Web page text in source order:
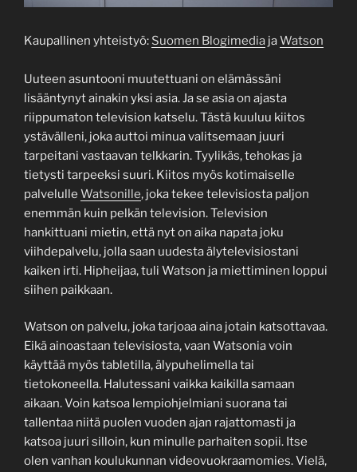
Kaupallinen yhteistyö: Suomen Blogimedia jaWatson
Uuteen asuntooni muutettuani on elämässäni
lisääntynyt ainakin yksi asia. Ja se asia on ajasta
riippumaton television katselu. Tästä kuuluu kiitos
ystävälleni, joka auttoi minua valitsemaan juuri
tarpeitani vastaavan telkkarin. Tyylikäs, tehokas ja
tietysti tarpeeksi suuri. Kiitos myös kotimaiselle
palvelulle Watsonille, joka tekee televisiosta paljon
enemmän kuin pelkän television. Television
hankittuani mietin, että nyt on aika napata joku
viihdepalvelu, jolla saan uudesta älytelevisiostani
kaiken irti. Hipheijaa, tuli Watson ja miettiminen loppui
siihen paikkaan.
Watson on palvelu, joka tarjoaa aina jotain katsottavaa.
Eikä ainoastaan televisiosta, vaan Watsonia voin
käyttää myös tabletilla, älypuhelimella tai
tietokoneella. Halutessani vaikka kaikilla samaan
aikaan. Voin katsoa lempiohjelmiani suorana tai
tallentaa niitä puolen vuoden ajan rajattomasti ja
katsoa juuri silloin, kun minulle parhaiten sopii. Itse
olen vanhan koulukunnan videovuokraamomies. Vielä,